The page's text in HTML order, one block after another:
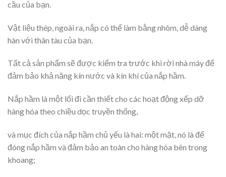
cầu của bạn.
Vật liệu thép, ngoài ra, nắp có thể làm bằng nhôm, dễ dàng
hàn với thân tàu của bạn.
Tất cả sản phẩm sẽ được kiểm tra trước khi rời nhà máy để
đảm bảo khả năng kín nước và kín khí của nắp hầm.
Nắp hầm là một lối đi cần thiết cho các hoạt động xếp dỡ
hàng hóa theo chiều dọc truyền thống,
và mục đích của nắp hầm chủ yếu là hai: một mặt, nó là để
đóng nắp hầm và đảm bảo an toàn cho hàng hóa bên trong
khoang;